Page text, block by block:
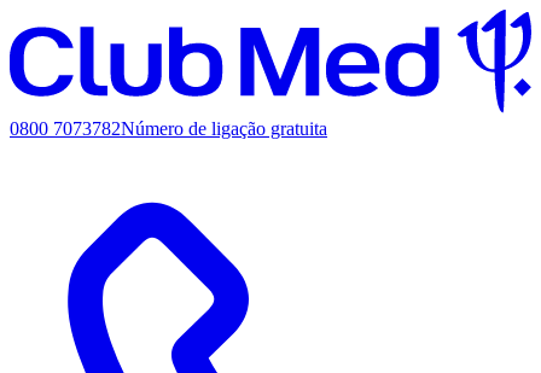
0800 7073782Número de ligação gratuita